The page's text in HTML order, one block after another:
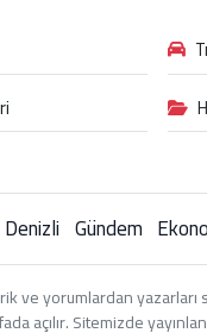
Denizli Gündem
ve yorumlardan
açılır. Sitemizde